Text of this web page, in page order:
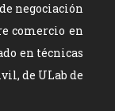
negociación
comercio en
en técnicas
de ULab de